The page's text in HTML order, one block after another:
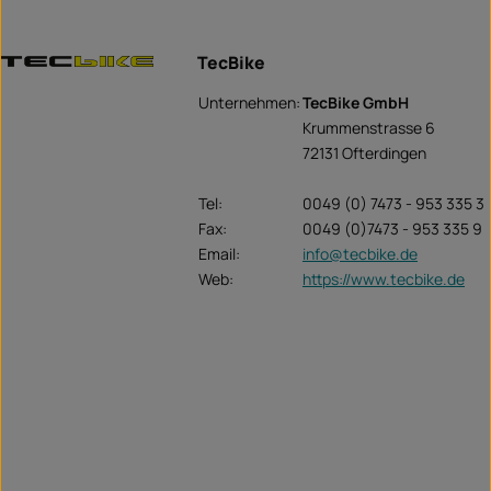
TecBike
Unternehmen:TecBike GmbH
Krummenstrasse 6
72131 Ofterdingen
Tel:
0049 (0) 7473 - 953 335 3
Fax:
0049 (0)7473 - 953 335 9
Email:
info@tecbike.de
Web:
https://www.tecbike.de